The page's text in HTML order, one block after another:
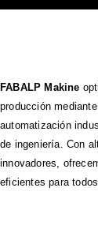
FABALP Makine
producción
automatización
de ingeniería. Con
innovadores,
eficientes para